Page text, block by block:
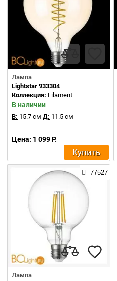
Лампа
Lightstar 933304
Коллекция: Filament
В наличии
В: 15.7 см Д: 11.5 см
Цена: 1 099 Р.
Купить
77527
Лампа